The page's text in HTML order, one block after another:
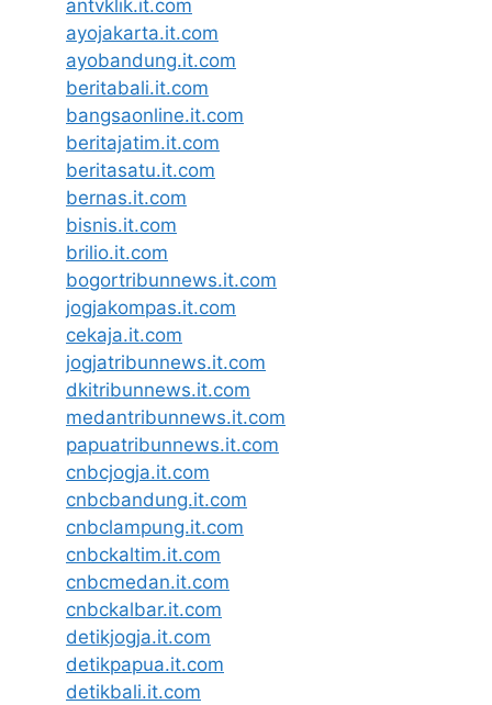
antvklik.it.com
ayojakarta.it.com
ayobandung.it.com
beritabali.it.com
bangsaonline.it.com
beritajatim.it.com
beritasatu.it.com
bernas.it.com
bisnis.it.com
brilio.it.com
bogortribunnews.it.com
jogjakompas.it.com
cekaja.it.com
jogjatribunnews.it.com
dkitribunnews.it.com
medantribunnews.it.com
papuatribunnews.it.com
cnbcjogja.it.com
cnbcbandung.it.com
cnbclampung.it.com
cnbckaltim.it.com
cnbcmedan.it.com
cnbckalbar.it.com
detikjogja.it.com
detikpapua.it.com
detikbali.it.com